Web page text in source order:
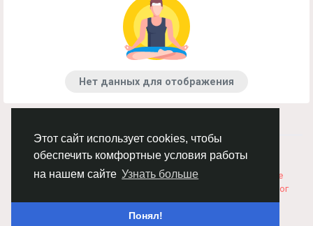
Этот сайт использует cookies, чтобы
обеспечить комфортные условия работы
на нашем сайте Узнать больше
Понял!
Нет данных для отображения
© 2026 Chimba!
Русский
Правила размещения и покупки товаров
Как добавить
вакансию
Правила размещения статей
Соглашение
Каталог